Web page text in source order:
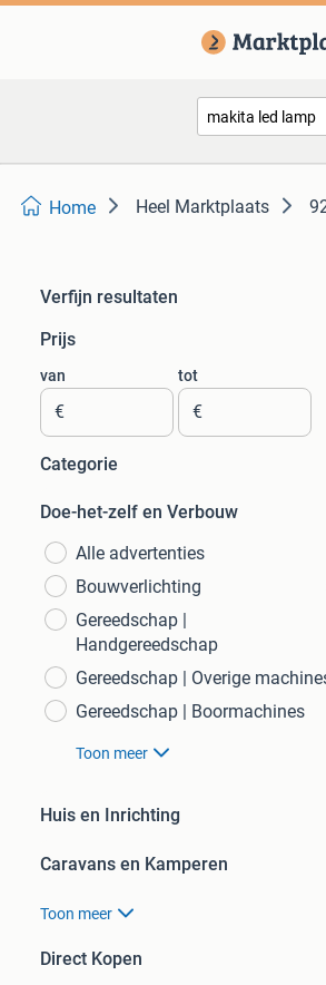
Home Heel Marktplaats
Verfijn resultaten
Prijs
van
€
tot
€
Categorie
Doe-het-zelf en Verbouw
Alle advertenties
Bouwverlichting
Gereedschap |
Handgereedschap
Gereedschap | Overige
Gereedschap | Boormachines
Toon meer
Huis en Inrichting
Caravans en Kamperen
Toon meer
Direct Kopen